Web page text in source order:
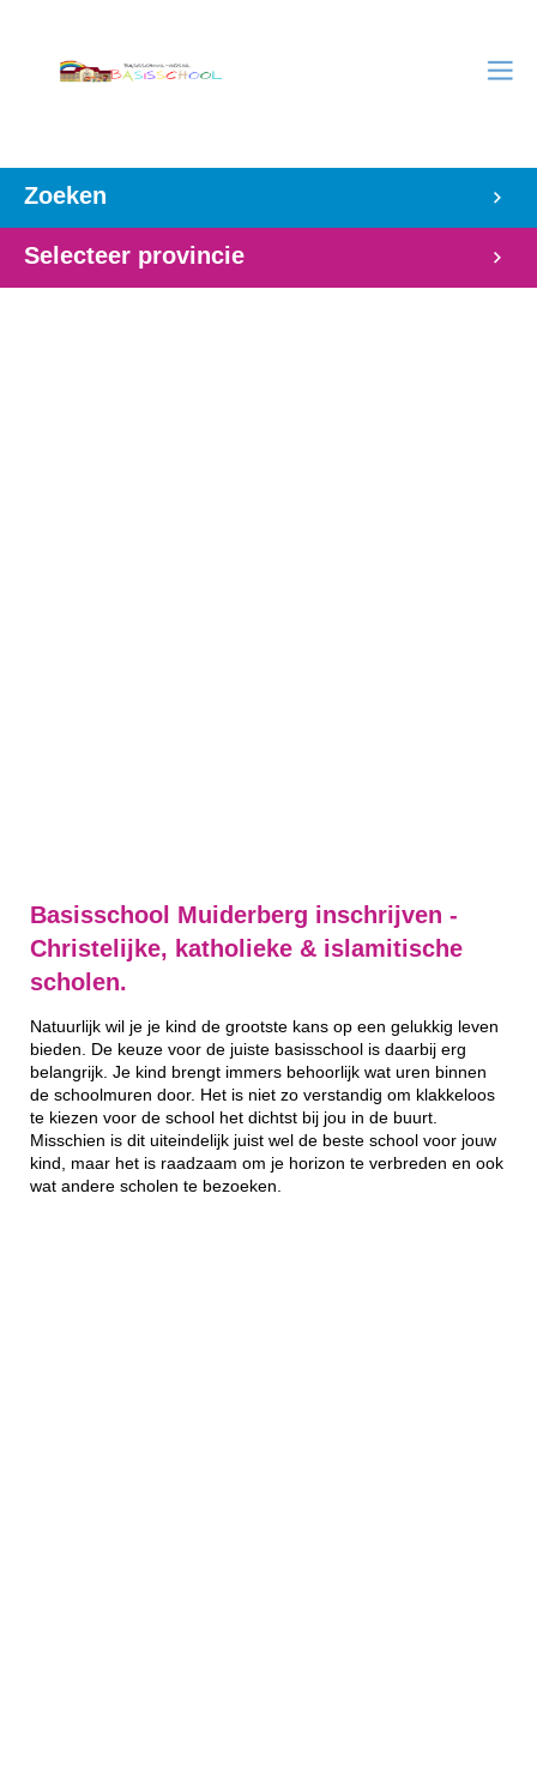
Zoeken
Selecteer provincie
Basisschool Muiderberg inschrijven -
Christelijke, katholieke & islamitische
scholen.
Natuurlijk wil je je kind de grootste kans op een gelukkig leven
bieden. De keuze voor de juiste basisschool is daarbij erg
belangrijk. Je kind brengt immers behoorlijk wat uren binnen
de schoolmuren door. Het is niet zo verstandig om klakkeloos
te kiezen voor de school het dichtst bij jou in de buurt.
Misschien is dit uiteindelijk juist wel de beste school voor jouw
kind, maar het is raadzaam om je horizon te verbreden en ook
wat andere scholen te bezoeken.